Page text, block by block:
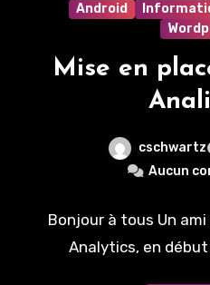
Android
Mise en
cschwartz
Aucun
Bonjour à tous Un ami
Analytics, en début